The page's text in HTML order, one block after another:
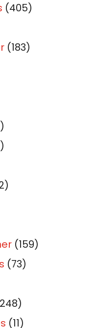
(405)
(183)
(159)
(73)
(11)